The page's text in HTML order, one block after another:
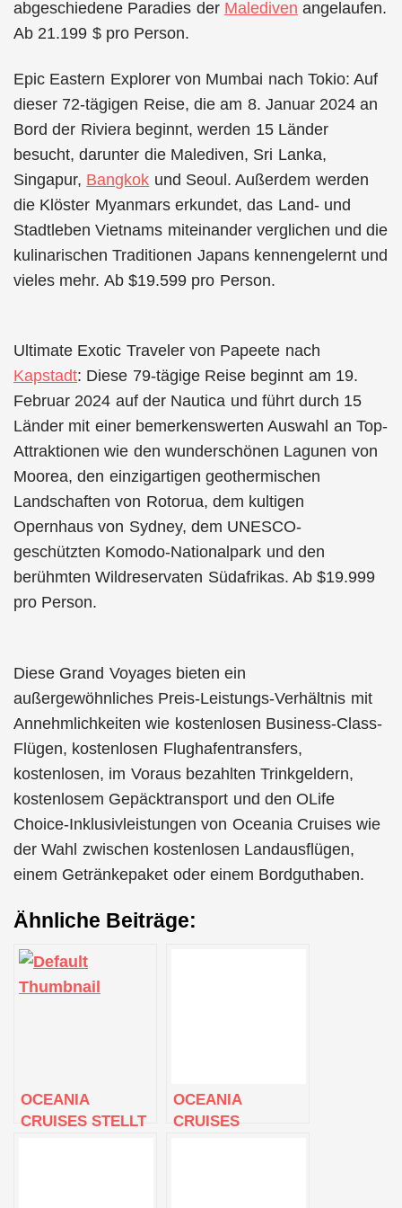
abgeschiedene Paradies der Malediven angelaufen.
Ab 21.199 $ pro Person.
Epic Eastern Explorer von Mumbai nach Tokio: Auf
dieser 72-tägigen Reise, die am 8. Januar 2024 an
Bord der Riviera beginnt, werden 15 Länder
besucht, darunter die Malediven, Sri Lanka,
Singapur, Bangkok und Seoul. Außerdem werden
die Klöster Myanmars erkundet, das Land- und
Stadtleben Vietnams miteinander verglichen und die
kulinarischen Traditionen Japans kennengelernt und
vieles mehr. Ab $19.599 pro Person.
Ultimate Exotic Traveler von Papeete nach
Kapstadt: Diese 79-tägige Reise beginnt am 19.
Februar 2024 auf der Nautica und führt durch 15
Länder mit einer bemerkenswerten Auswahl an Top-
Attraktionen wie den wunderschönen Lagunen von
Moorea, den einzigartigen geothermischen
Landschaften von Rotorua, dem kultigen
Opernhaus von Sydney, dem UNESCO-
geschützten Komodo-Nationalpark und den
berühmten Wildreservaten Südafrikas. Ab $19.999
pro Person.
Diese Grand Voyages bieten ein
außergewöhnliches Preis-Leistungs-Verhältnis mit
Annehmlichkeiten wie kostenlosen Business-Class-
Flügen, kostenlosen Flughafentransfers,
kostenlosen, im Voraus bezahlten Trinkgeldern,
kostenlosem Gepäcktransport und den OLife
Choice-Inklusivleistungen von Oceania Cruises wie
der Wahl zwischen kostenlosen Landausflügen,
einem Getränkepaket oder einem Bordguthaben.
Ähnliche Beiträge:
OCEANIA
CRUISES STELLT
OCEANIA
CRUISES